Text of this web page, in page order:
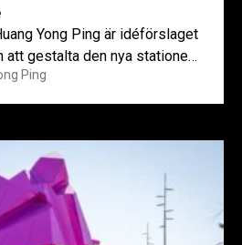
Yong Ping är idéförslaget
att gestalta den nya stationen
Ping